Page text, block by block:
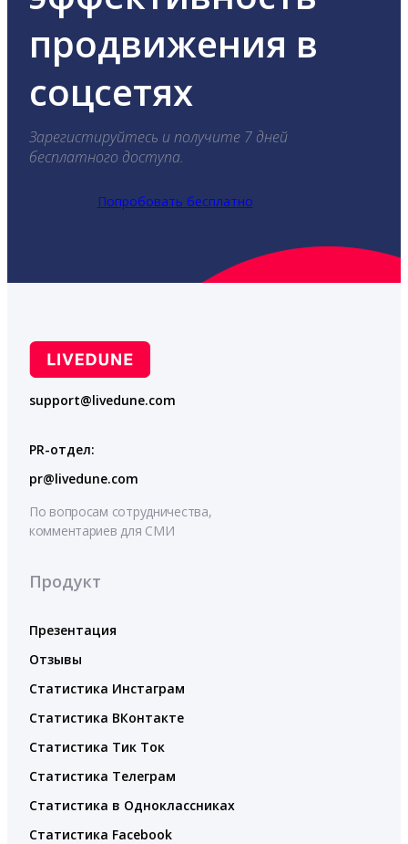
продвижения в
соцсетях
Зарегистируйтесь и получите 7 дней
бесплатного доступа.
Попробовать бесплатно
support@livedune.com
PR-отдел:
pr@livedune.com
По вопросам сотрудничества,
комментариев для СМИ
Продукт
Презентация
Отзывы
Статистика Инстаграм
Статистика ВКонтакте
Статистика Тик Ток
Статистика Телеграм
Статистика в Одноклассниках
Статистика Facebook